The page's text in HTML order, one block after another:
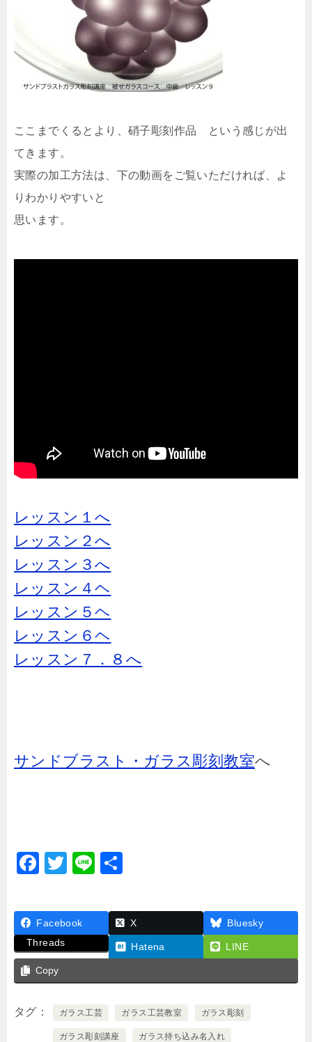
ここまでくるとより、硝子彫刻作品 という感じが出
てきます。
実際の加工方法は、下の動画をご覧いただければ、よ
りわかりやすいと
思います。
レッスン１へ
レッスン２へ
レッスン３へ
レッスン４ヘ
レッスン５ヘ
レッスン６ヘ
レッスン７．８へ
サンドブラスト・ガラス彫刻教室へ
F
c
e
b
o
k
T
tt
er
Li
e
Facebook X
Bluesky
Threads
Hatena LINE
Copy
タグ ガラス工芸 ガラス工芸教室 ガラス彫刻
ガラス彫刻講座 ガラス持ち込み名入れ